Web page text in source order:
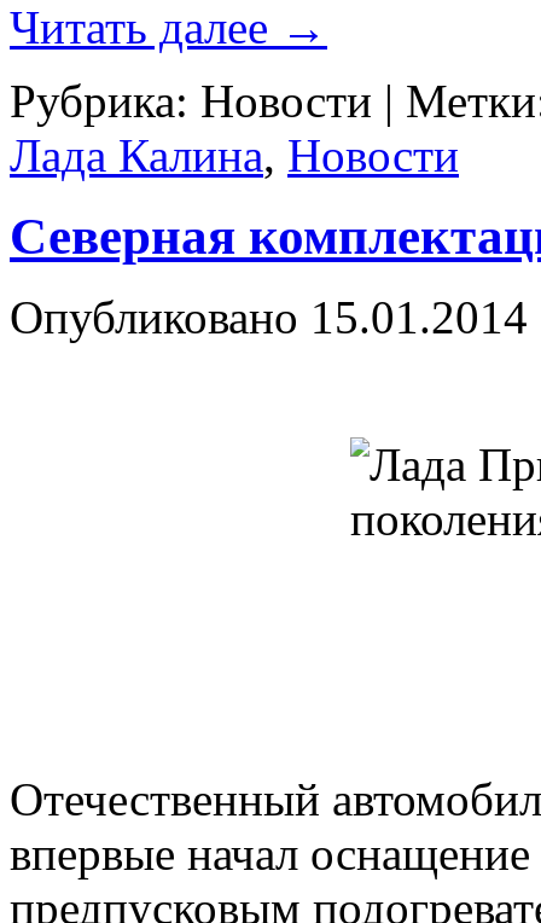
Читать далее →
Рубрика: Новости |
Лада Калина, Новости
Северная
Опубликовано 15.01.2014
Отечественный
впервые начал
предпусковым